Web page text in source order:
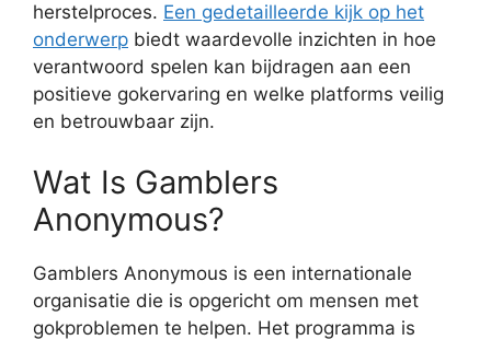
herstelproces. Een gedetailleerde kijk op het
onderwerp biedt waardevolle inzichten in hoe
verantwoord spelen kan bijdragen aan een
positieve gokervaring en welke platforms veilig
en betrouwbaar zijn.
Wat Is Gamblers
Anonymous?
Gamblers Anonymous is een internationale
organisatie die is opgericht om mensen met
gokproblemen te helpen. Het programma is